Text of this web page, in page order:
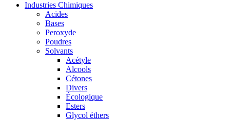
Industries Chimiques
Acides
Bases
Peroxyde
Poudres
Solvants
Acétyle
Alcools
Cétones
Divers
Écologique
Esters
Glycol éthers